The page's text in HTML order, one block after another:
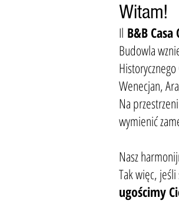
Witam!
Il B&B
Budowla
Wenecjan,
Na
wymienić
Nasz
Tak więc,
ugościmy